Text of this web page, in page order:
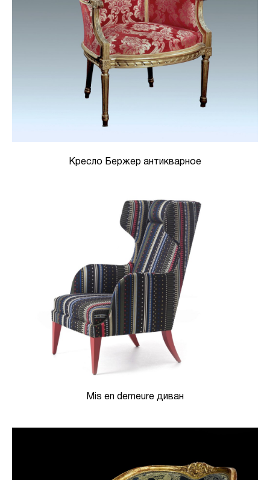
Кресло Бержер антикварное
Mis en demeure диван